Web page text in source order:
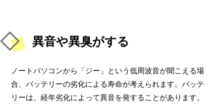
異音や異臭がする
ノートパソコンから「ジー」という低周波音が聞こえる場
合、バッテリーの劣化による寿命が考えられます。バッテ
リーは、経年劣化によって異音を発することがあります。